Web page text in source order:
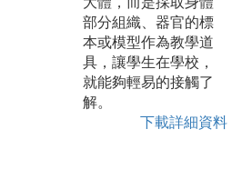
部分組織、器官的標
本或模型作為教學道
具，讓學生在學校，
就能夠輕易的接觸了
解。
下載詳細資料